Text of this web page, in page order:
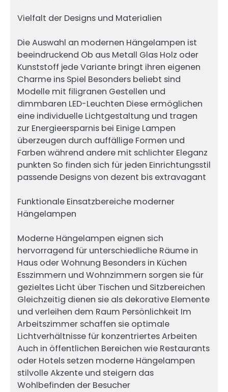
Vielfalt der Designs und Materialien
Die Auswahl an modernen Hängelampen ist
beeindruckend Ob aus Metall Glas Holz oder
Kunststoff jede Variante bringt ihren eigenen
Charme ins Spiel Besonders beliebt sind
Modelle mit filigranen Gestellen und
dimmbaren LED-Leuchten Diese ermöglichen
eine individuelle Lichtgestaltung und tragen
zur Energieersparnis bei Einige Lampen
überzeugen durch auffällige Formen und
Farben während andere mit schlichter Eleganz
punkten So finden sich für jeden Einrichtungsstil
passende Designs von dezent bis extravagant
Funktionale Einsatzbereiche moderner
Hängelampen
Moderne Hängelampen eignen sich
hervorragend für unterschiedliche Räume in
Haus oder Wohnung Besonders in Küchen
Esszimmern und Wohnzimmern sorgen sie für
gezieltes Licht über Tischen und Sitzbereichen
Gleichzeitig dienen sie als dekorative Elemente
und verleihen dem Raum Persönlichkeit Im
Arbeitszimmer schaffen sie optimale
Lichtverhältnisse für konzentriertes Arbeiten
Auch in öffentlichen Bereichen wie Restaurants
oder Hotels setzen moderne Hängelampen
stilvolle Akzente und steigern das
Wohlbefinden der Besucher